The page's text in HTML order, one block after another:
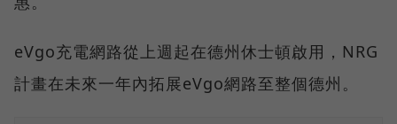
eVgo充電網路從上週起在德州休士頓啟用，NRG
計畫在未來一年內拓展eVgo網路至整個德州。